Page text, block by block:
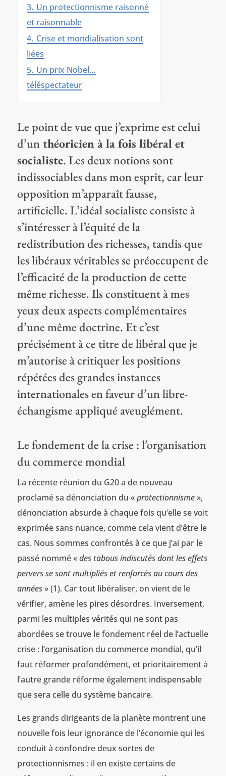
3. Un protectionnisme raisonné
et raisonnable
4. Crise et mondialisation sont
liées
5. Un prix Nobel…
téléspectateur
Le point de vue que j’exprime est celui
d’unthéoricien à la fois libéral et
socialiste. Les deux notions sont
indissociables dans mon esprit, car leur
opposition m’apparaît fausse,
artificielle. L’idéal socialiste consiste à
s’intéresser à l’équité de la
redistribution des richesses, tandis que
les libéraux véritables se préoccupent de
l’efficacité de la production de cette
même richesse. Ils constituent à mes
yeux deux aspects complémentaires
d’une même doctrine. Et c’est
précisément à ce titre de libéral que je
m’autorise à critiquer les positions
répétées des grandes instances
internationales en faveur d’un libre-
échangisme appliqué aveuglément.
Le fondement de la crise : l’organisation
du commerce mondial
La récente réunion du G20 a de nouveau
proclamé sa dénonciation du «protectionnisme»,
dénonciation absurde à chaque fois qu’elle se voit
exprimée sans nuance, comme cela vient d’être le
cas. Nous sommes confrontés à ce que j’ai par le
passé nommé «des tabous indiscutés dont les effets
pervers se sont multipliés et renforcés au cours des
années» (1). Car tout libéraliser, on vient de le
vérifier, amène les pires désordres. Inversement,
parmi les multiples vérités qui ne sont pas
abordées se trouve le fondement réel de l’actuelle
crise : l’organisation du commerce mondial, qu’il
faut réformer profondément, et prioritairement à
l’autre grande réforme également indispensable
que sera celle du système bancaire.
Les grands dirigeants de la planète montrent une
nouvelle fois leur ignorance de l’économie qui les
conduit à confondre deux sortes de
protectionnismes : il en existe certains de